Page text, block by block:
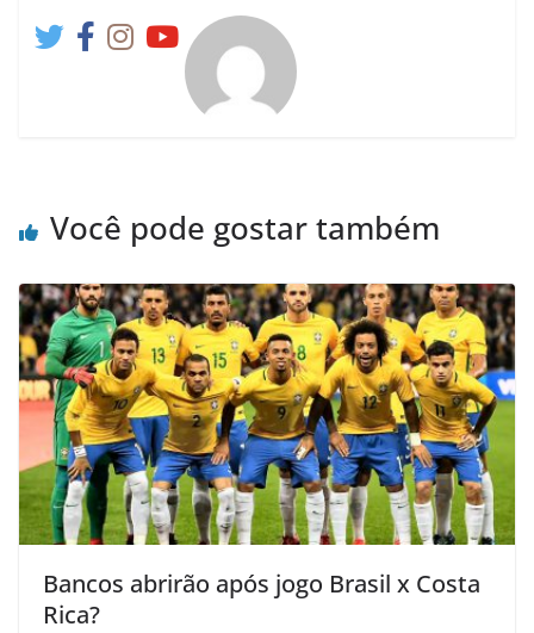
Você pode gostar também
Bancos abrirão após jogo Brasil x Costa
Rica?